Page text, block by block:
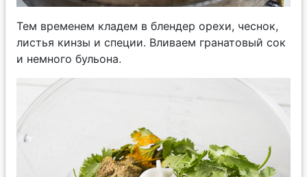
Тем временем кладем в блендер орехи, чеснок,
листья кинзы и специи. Вливаем гранатовый сок
и немного бульона.